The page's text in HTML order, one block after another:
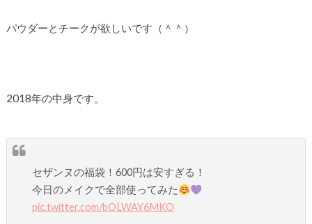
パウダーとチークが欲しいです（＾＾）
2018年の中身です。
セザンヌの福袋！600円は安すぎる！
今日のメイクで全部使ってみた
pic.twitter.com/bOLWAY6MKO